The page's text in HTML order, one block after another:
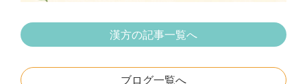
漢方の記事一覧へ
ブログ一覧へ